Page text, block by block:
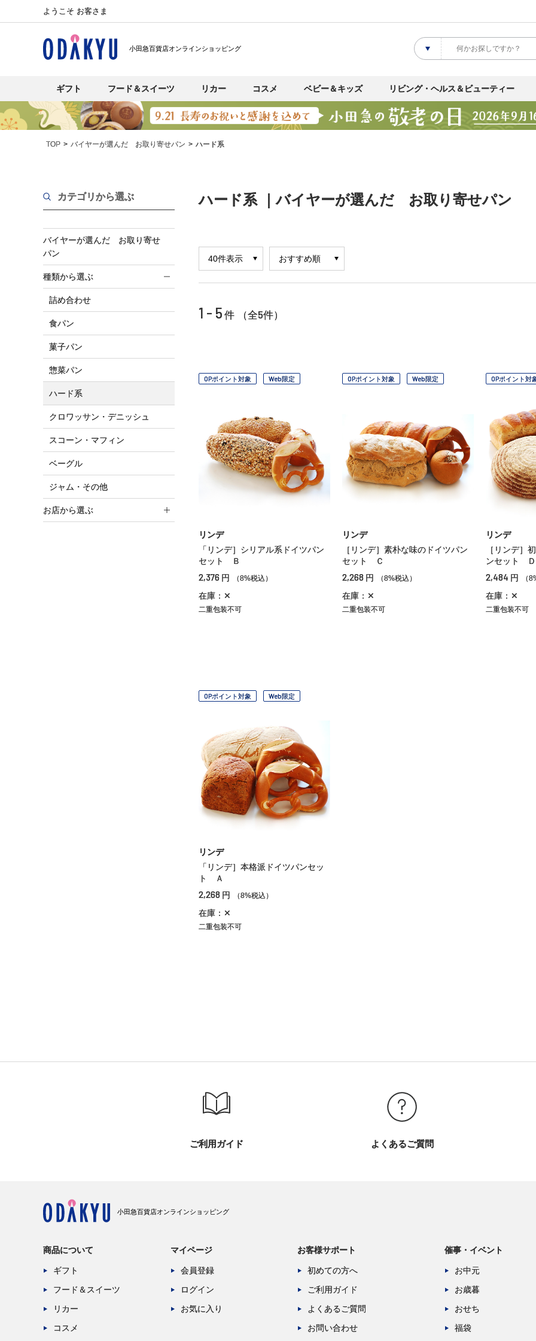
ようこそ お客さま
小田急百貨店オンラインショッピング
ギフト フード＆スイーツ リカー コスメ ベビー＆キッズ リビング・ヘルス＆ビューティー
TOP バイヤーが選んだ お取り寄せパン ハード系
カテゴリから選ぶ
バイヤーが選んだ お取り寄せ
パン
種類から選ぶ
詰め合わせ
食パン
菓子パン
惣菜パン
ハード系
クロワッサン・デニッシュ
スコーン・マフィン
ベーグル
ジャム・その他
お店から選ぶ
ハード系 ｜バイヤーが選んだ お取り寄せパン
1 - 5 件 （全5件）
OPポイント対象 Web限定
リンデ
「リンデ］シリアル系ドイツパン
セット Ｂ
2,376 円 （8%税込）
在庫：✕
二重包装不可
OPポイント対象 Web限定
リンデ
［リンデ］素朴な味のドイツパン
セット Ｃ
2,268 円 （8%税込）
在庫：✕
二重包装不可
OPポイント対
リンデ
［リンデ］
ンセット Ｄ
2,484 円 （
在庫：✕
二重包装不可
OPポイント対象 Web限定
リンデ
「リンデ］本格派ドイツパンセッ
ト Ａ
2,268 円 （8%税込）
在庫：✕
二重包装不可
ご利用ガイド よくあるご質問
小田急百貨店オンラインショッピング
商品について
ギフト
フード＆スイーツ
リカー
コスメ
マイページ
会員登録
ログイン
お気に入り
お客様サポート
初めての方へ
ご利用ガイド
よくあるご質問
お問い合わせ
催事・イベント
お中元
お歳暮
おせち
福袋